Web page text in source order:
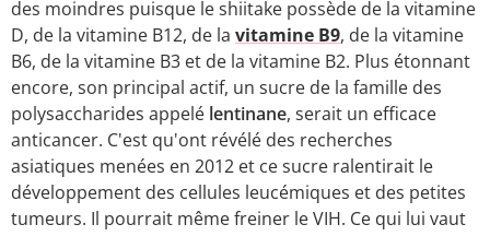
des moindres puisque le shiitake possède de la vitamine
D, de la vitamine B12, de la vitamine B9, de la vitamine
B6, de la vitamine B3 et de la vitamine B2. Plus étonnant
encore, son principal actif, un sucre de la famille des
polysaccharides appelé lentinane, serait un efficace
anticancer. C'est qu'ont révélé des recherches
asiatiques menées en 2012 et ce sucre ralentirait le
développement des cellules leucémiques et des petites
tumeurs. Il pourrait même freiner le VIH. Ce qui lui vaut